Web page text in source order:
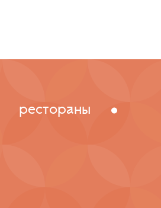
рестораны